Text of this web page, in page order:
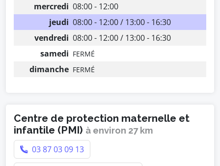
mercredi 08:00 - 12:00
jeudi 08:00 - 12:00 / 13:00 - 16:30
vendredi 08:00 - 12:00 / 13:00 - 16:30
samedi FERMÉ
dimanche FERMÉ
Centre de protection maternelle et
infantile (PMI) à environ 27 km
03 87 03 09 13